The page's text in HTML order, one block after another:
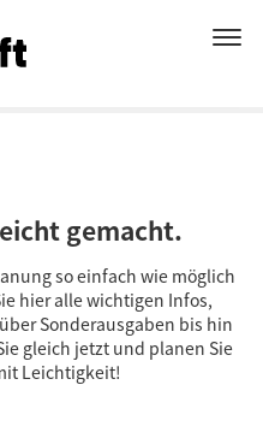
gemacht.
so einfach wie möglich
hier alle wichtigen Infos,
Sonderausgaben bis hin
gleich jetzt und planen Sie
Leichtigkeit!